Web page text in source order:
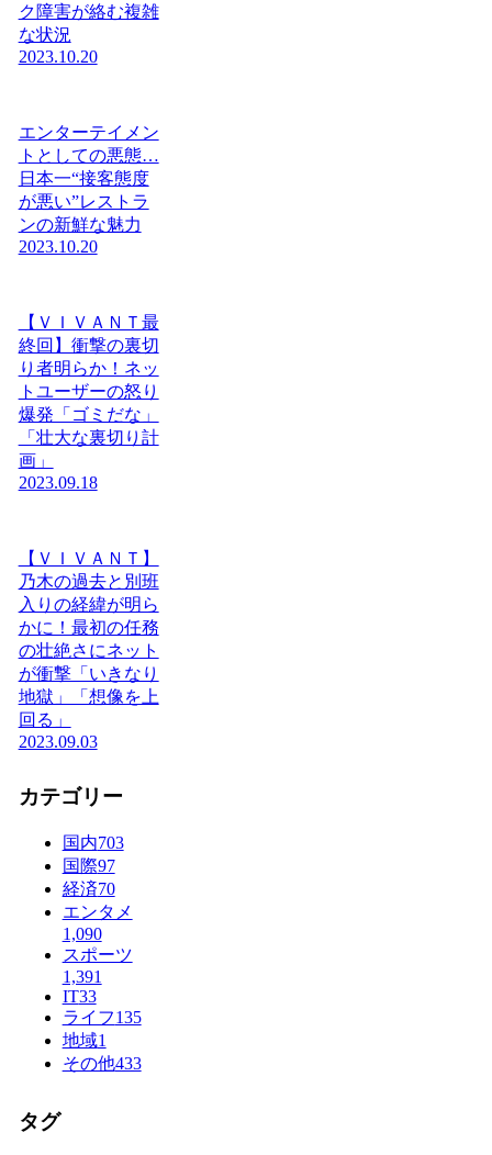
ク障害が絡む複雑
な状況
2023.10.20
エンターテイメン
トとしての悪態…
日本一“接客態度
が悪い”レストラ
ンの新鮮な魅力
2023.10.20
【ＶＩＶＡＮＴ最
終回】衝撃の裏切
り者明らか！ネッ
トユーザーの怒り
爆発「ゴミだな」
「壮大な裏切り計
画」
2023.09.18
【ＶＩＶＡＮＴ】
乃木の過去と別班
入りの経緯が明ら
かに！最初の任務
の壮絶さにネット
が衝撃「いきなり
地獄」「想像を上
回る」
2023.09.03
カテゴリー
国内703
国際97
経済70
エンタメ
1,090
スポーツ
1,391
IT33
ライフ135
地域1
その他433
タグ